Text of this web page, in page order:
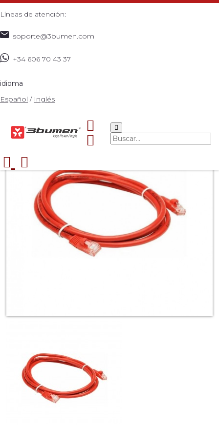
Líneas de atención:
soporte@3bumen.com
+34 606 70 43 37
idioma
Español / Inglés
PATCH CORD CERTIFICADO CAT 5 ROJO DE 3 METROS
>